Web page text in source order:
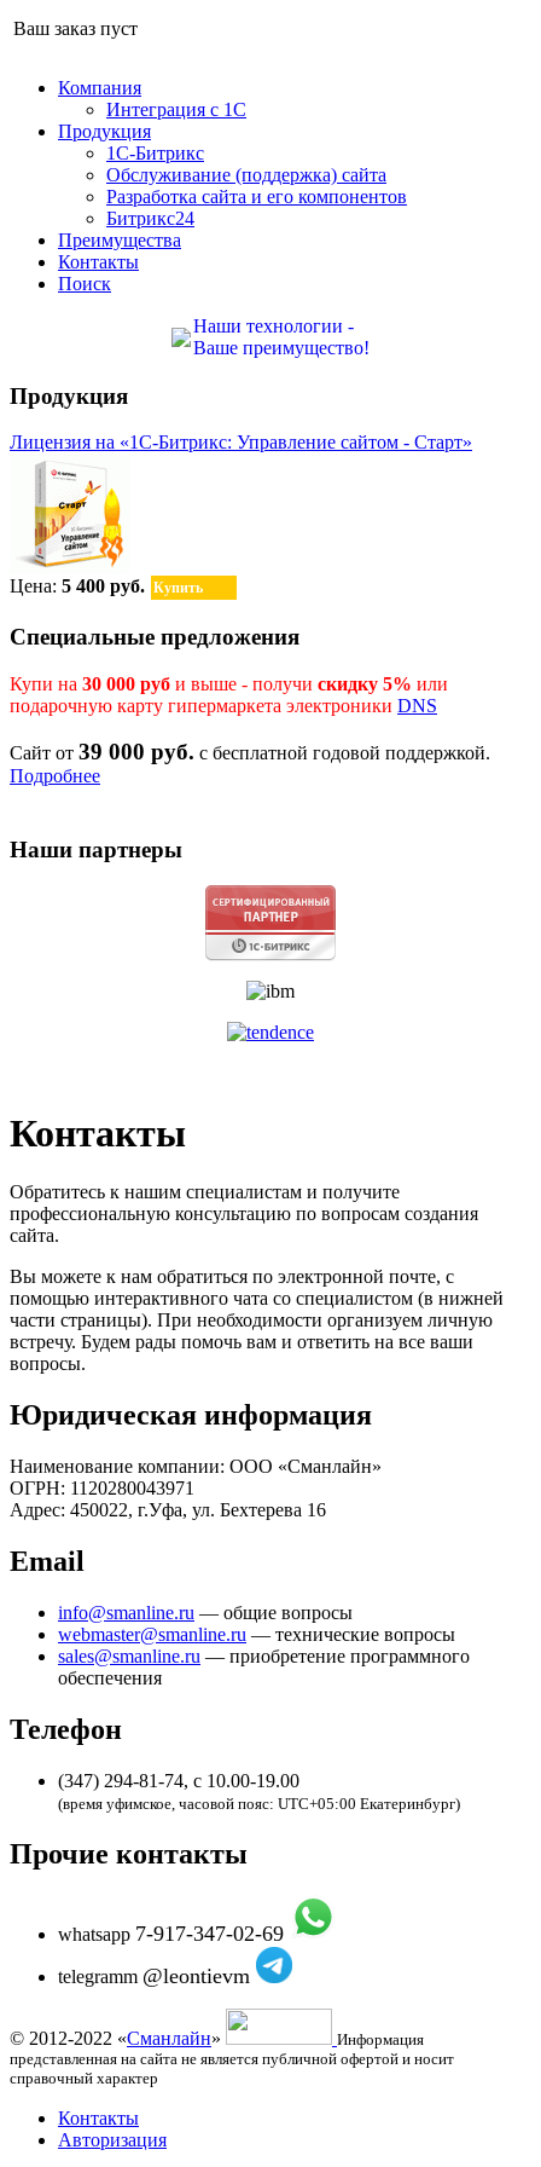
Ваш заказ пуст
Компания
Интеграция с 1С
Продукция
1С-Битрикс
Обслуживание (поддержка) сайта
Разработка сайта и его компонентов
Битрикс24
Преимущества
Контакты
Поиск
Наши технологии -
Ваше преимущество!
Продукция
Лицензия на «1С-Битрикс: Управление сайтом - Старт»
Цена: 5 400 руб. Купить
Специальные предложения
Купи на 30 000 руб и выше - получи скидку 5% или
подарочную карту гипермаркета электроники DNS
Сайт от 39 000 руб. с бесплатной годовой поддержкой.
Подробнее
Наши партнеры
Контакты
Обратитесь к нашим специалистам и получите
профессиональную консультацию по вопросам создания
сайта.
Вы можете к нам обратиться по электронной почте, с
помощью интерактивного чата со специалистом (в нижней
части страницы). При необходимости организуем личную
встречу. Будем рады помочь вам и ответить на все ваши
вопросы.
Юридическая информация
Наименование компании: ООО «Сманлайн»
ОГРН: 1120280043971
Адрес: 450022, г.Уфа, ул. Бехтерева 16
Email
info@smanline.ru — общие вопросы
webmaster@smanline.ru — технические вопросы
sales@smanline.ru — приобретение программного
обеспечения
Телефон
(347) 294-81-74, с 10.00-19.00
(время уфимское, часовой пояс: UTC+05:00 Екатеринбург)
Прочие контакты
whatsapp 7-917-347-02-69
telegramm @leontievm
© 2012-2022 «Сманлайн»
Информация
представленная на сайта не является публичной офертой и носит
справочный характер
Контакты
Авторизация